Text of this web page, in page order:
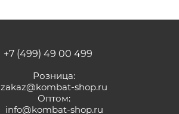
+7 (499) 49 00 499
Розница:
zakaz@kombat-shop.ru
Оптом:
info@kombat-shop.ru